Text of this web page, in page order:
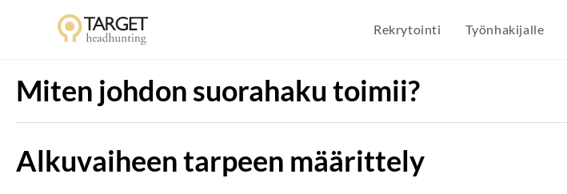
Rekrytointi Työnhakijalle
Miten johdon suorahaku toimii?
Alkuvaiheen tarpeen määrittely